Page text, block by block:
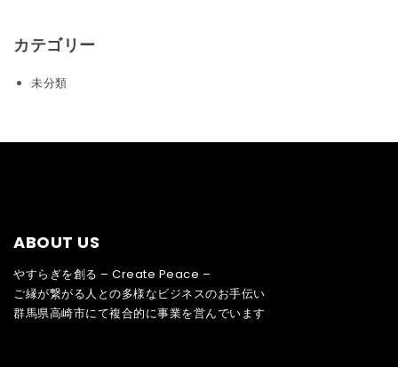
カテゴリー
未分類
ABOUT US
やすらぎを創る – Create Peace –
ご縁が繋がる人との多様なビジネスのお手伝い
群馬県高崎市にて複合的に事業を営んでいます